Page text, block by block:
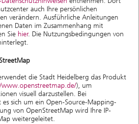
auch Ihre persönlichen
verändern. Ausführliche Anleitungen
Daten im Zusammenhang mit
Sie hier. Die Nutzungsbedingungen von
die Stadt Heidelberg das Produkt
), um
visuell darzustellen. Bei
sich um ein Open-Source-Mapping-
von OpenStreetMap wird Ihre IP-
weitergeleitet.